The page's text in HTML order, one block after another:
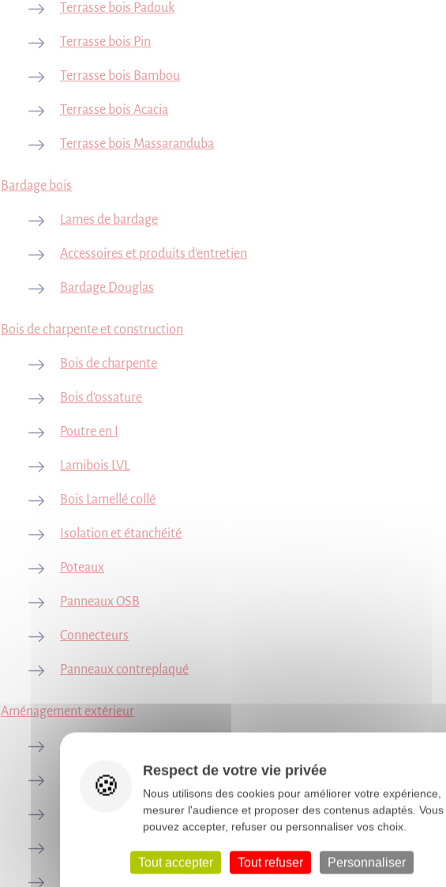
Terrasse bois Padouk
Terrasse bois Pin
Terrasse bois Bambou
Terrasse bois Acacia
Terrasse bois Massaranduba
Bardage bois
Lames de bardage
Accessoires et produits d'entretien
Bardage Douglas
Bois de charpente et construction
Bois de charpente
Bois d'ossature
Poutre en I
Lamibois LVL
Bois Lamellé collé
Isolation et étanchéité
Poteaux
Panneaux OSB
Connecteurs
Panneaux contreplaqué
Aménagement extérieur
Pin traité classe 4
Traverse paysagère
Palissade et clôture
Carré potager
Respect de votre vie privée
Nous utilisons des cookies pour améliorer votre expérience,
mesurer l'audience et proposer des contenus adaptés. Vous
pouvez accepter, refuser ou personnaliser vos choix.
Tout accepter Tout refuser Personnaliser